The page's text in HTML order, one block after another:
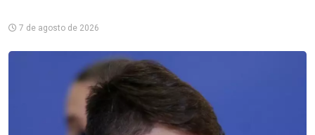
7 de agosto de 2026